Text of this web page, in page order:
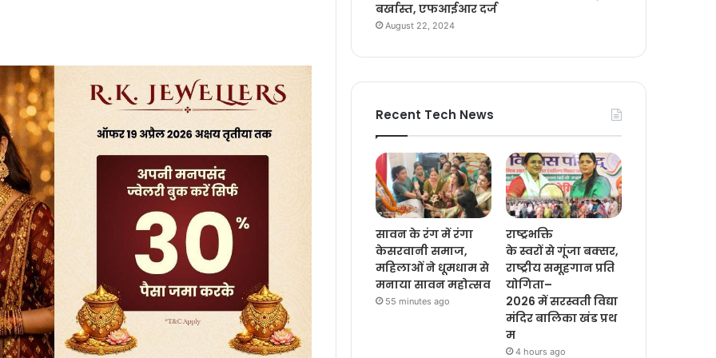
बर्खास्त, एफआईआर दर्ज
August 22, 2024
Recent Tech News
सावन के रंग में रंगा
केसरवानी समाज,
महिलाओं ने धूमधाम से
मनाया सावन महोत्सव
55 minutes ago
राष्ट्रभक्ति
के स्वरों से गूंजा बक्सर,
राष्ट्रीय समूहगान प्रति
योगिता–
2026 में सरस्वती विद्या
मंदिर बालिका खंड प्रथ
म
4 hours ago